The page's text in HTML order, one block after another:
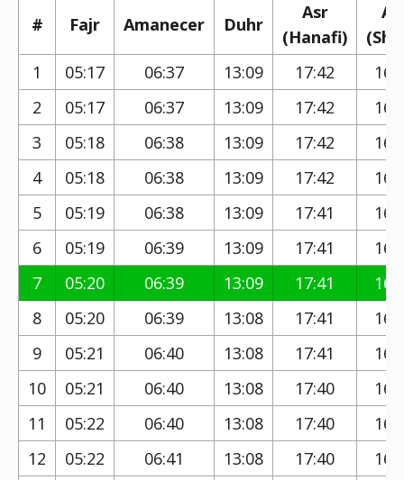
# Fajr Amanecer Duhr
Asr
(Hanafi)
1
05:17 06:37 13:09 17:42
2
05:17 06:37 13:09 17:42
3
05:18 06:38 13:09 17:42
4
05:18 06:38 13:09 17:42
5
05:19 06:38 13:09 17:41
6
05:19 06:39 13:09 17:41
7
05:20 06:39 13:09 17:41
8
05:20 06:39 13:08 17:41
9
05:21 06:40 13:08 17:41
10
05:21 06:40 13:08 17:40
11
05:22 06:40 13:08 17:40
12
05:22 06:41 13:08 17:40